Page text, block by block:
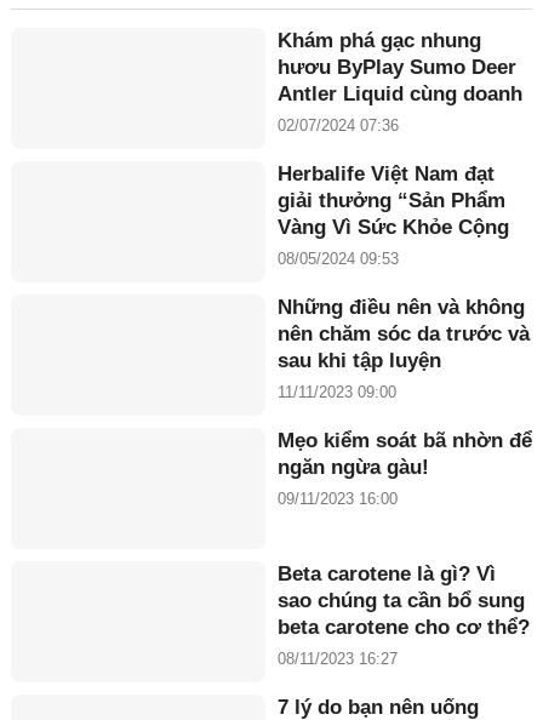
Khám phá gạc nhung
hươu ByPlay Sumo Deer
Antler Liquid cùng doanh
nhân Maria Tuyền
02/07/2024 07:36
Herbalife Việt Nam đạt
giải thưởng “Sản Phẩm
Vàng Vì Sức Khỏe Cộng
Đồng năm 2024”
08/05/2024 09:53
Những điều nên và không
nên chăm sóc da trước và
sau khi tập luyện
11/11/2023 09:00
Mẹo kiểm soát bã nhờn để
ngăn ngừa gàu!
09/11/2023 16:00
Beta carotene là gì? Vì
sao chúng ta cần bổ sung
beta carotene cho cơ thể?
08/11/2023 16:27
7 lý do bạn nên uống